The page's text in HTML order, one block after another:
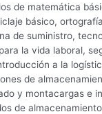
de matemática
básico,
de suministro,
la vida laboral,
a la
de
y montacargas e
de